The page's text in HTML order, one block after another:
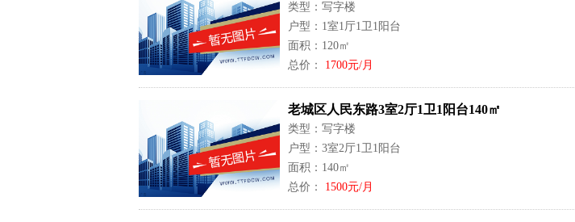
类型：写字楼
户型：1室1厅1卫1阳台
面积：120㎡
总价： 1700元/月
老城区人民东路3室2厅1卫1阳台140㎡
类型：写字楼
户型：3室2厅1卫1阳台
面积：140㎡
总价： 1500元/月